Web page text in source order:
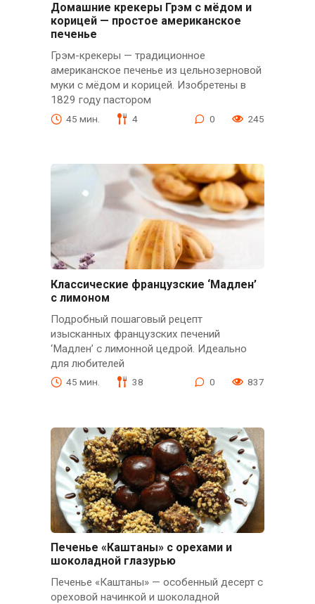
Домашние крекеры Грэм с мёдом и
корицей — простое американское
печенье
Грэм-крекеры — традиционное
американское печенье из цельнозерновой
муки с мёдом и корицей. Изобретены в
1829 году пастором
45 мин. 4 0 245
Классические французские ‘Мадлен’
с лимоном
Подробный пошаговый рецепт
изысканных французских печений
‘Мадлен’ с лимонной цедрой. Идеально
для любителей
45 мин. 38 0 837
Печенье «Каштаны» с орехами и
шоколадной глазурью
Печенье «Каштаны» — особенный десерт с
ореховой начинкой и шоколадной